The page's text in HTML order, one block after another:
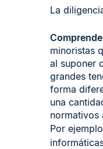
La
minoristas
al suponer
grandes
forma
una
normativos
Por